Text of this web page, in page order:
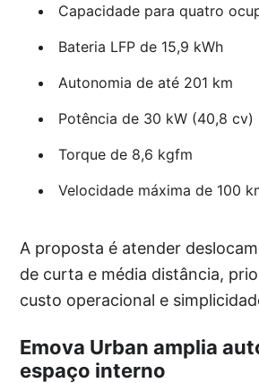
Capacidade para quatro
Bateria LFP de 15,9 kWh
Autonomia de até 201 km
Potência de 30 kW (40,8 cv)
Torque de 8,6 kgfm
Velocidade máxima de 100
A proposta é atender
de curta e média distância,
custo operacional e
Emova Urban amplia
espaço interno